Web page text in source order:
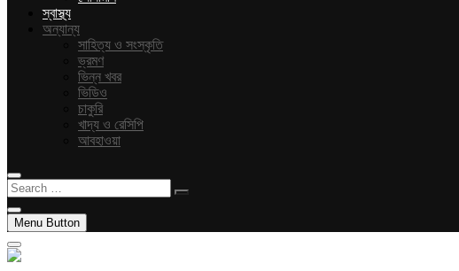
স্বাস্থ্য
অন্যান্য
সাহিত্য ও সংস্কৃতি
ভ্রমণ
ভিন্ন খবর
ভিডিও
চাকুরি
খাদ্য ও রেসিপি
আবহাওয়া
Search
…
Menu Button